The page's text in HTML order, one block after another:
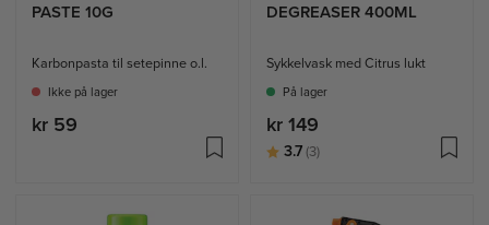
PASTE 10G
Karbonpasta til setepinne o.l.
Ikke på lager
kr 59
DEGREASER 400ML
Sykkelvask med Citrus lukt
På lager
kr 149
Karakter:
3.7(3)av 5 mulige